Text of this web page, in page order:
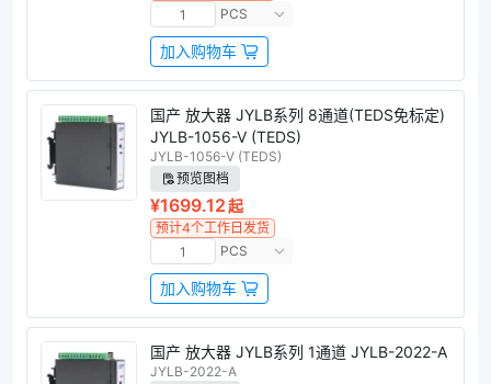
PCS
加入购物车
国产 放大器 JYLB系列 8通道(TEDS免标定)
JYLB-1056-V (TEDS)
JYLB-1056-V (TEDS)
预览图档
¥1699.12起
预计4个工作日发货
PCS
加入购物车
国产 放大器 JYLB系列 1通道 JYLB-2022-A
JYLB-2022-A